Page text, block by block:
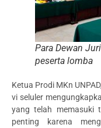
Para Dewan
peserta lomba
Ketua Prodi MKn
vi seluler
yang telah memasuki
penting karena